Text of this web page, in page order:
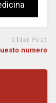
Older Post
numero